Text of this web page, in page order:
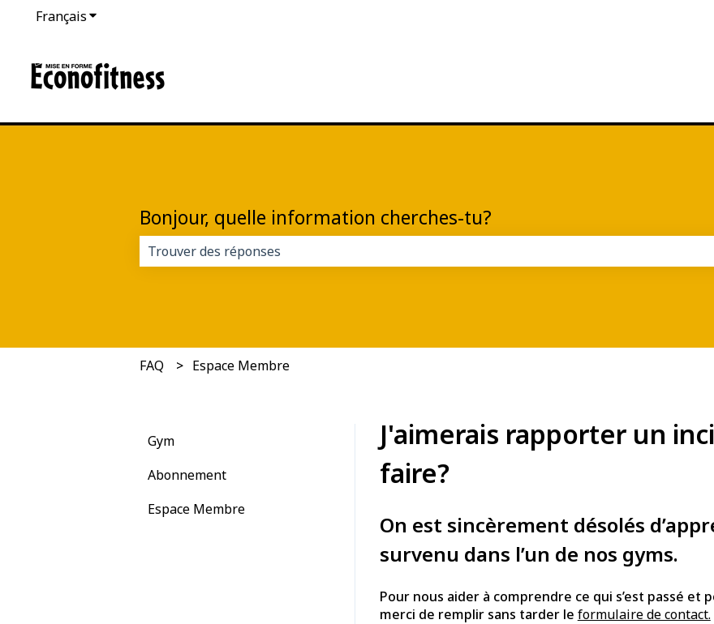
FrançaisAfficher le sous-menu pour les traductions
Bonjour, quelle information cherches-tu?
FAQ Espace Membre
J'aimerais rapporter un
faire?
On est sincèrement désolés
survenu dans l’un de nos gyms.
Pour nous aider à comprendre ce qui s’est passé et
merci de remplir sans tarder le formulaire de contact.
Gym
Abonnement
Espace Membre